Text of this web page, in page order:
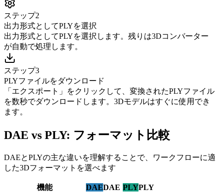
ステップ2
出力形式としてPLYを選択
出力形式としてPLYを選択します。残りは3Dコンバーター
が自動で処理します。
ステップ3
PLYファイルをダウンロード
「エクスポート」をクリックして、変換されたPLYファイル
を数秒でダウンロードします。3Dモデルはすぐに使用でき
ます。
DAE vs PLY: フォーマット比較
DAEとPLYの主な違いを理解することで、ワークフローに適
した3Dフォーマットを選べます
機能 DAEDAE PLYPLY